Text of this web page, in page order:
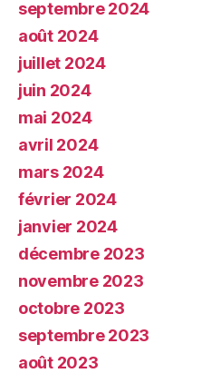
septembre 2024
août 2024
juillet 2024
juin 2024
mai 2024
avril 2024
mars 2024
février 2024
janvier 2024
décembre 2023
novembre 2023
octobre 2023
septembre 2023
août 2023